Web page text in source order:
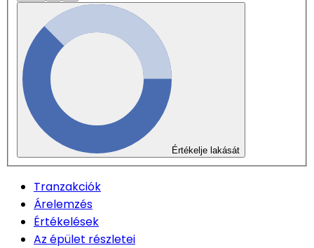
Értékelje lakását
Tranzakciók
Árelemzés
Értékelések
Az épület részletei